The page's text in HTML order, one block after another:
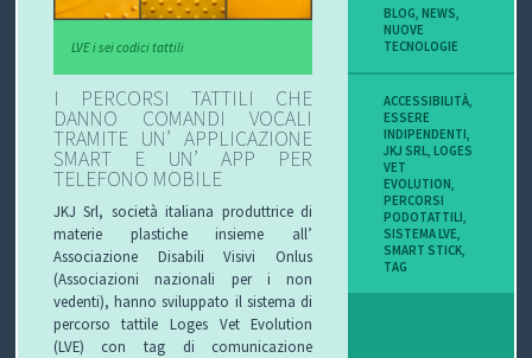
LVE i sei codici tattili
I PERCORSI TATTILI CHE
DANNO COMANDI VOCALI
TRAMITE UN’ APPLICAZIONE
SMART E UN’ APP PER
TELEFONO MOBILE
JKJ Srl, società italiana produttrice di
materie plastiche insieme all’
Associazione Disabili Visivi Onlus
(Associazioni nazionali per i non
vedenti), hanno sviluppato il sistema di
percorso tattile Loges Vet Evolution
(LVE) con tag di comunicazione
BLOG ,NEWS
NUOVE
TECNOLOGIE
ACCESSIBILITÀ
ESSERE
INDIPENDENTI
JKJ SRL ,LOGES
VET
EVOLUTION
PERCORSI
PODOTATTILI
SISTEMA LVE
SMART STICK
TAG